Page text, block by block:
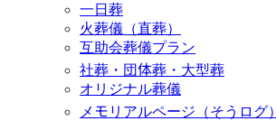
一日葬
火葬儀（直葬）
互助会葬儀プラン
社葬・団体葬・大型葬
オリジナル葬儀
メモリアルページ（そうログ）